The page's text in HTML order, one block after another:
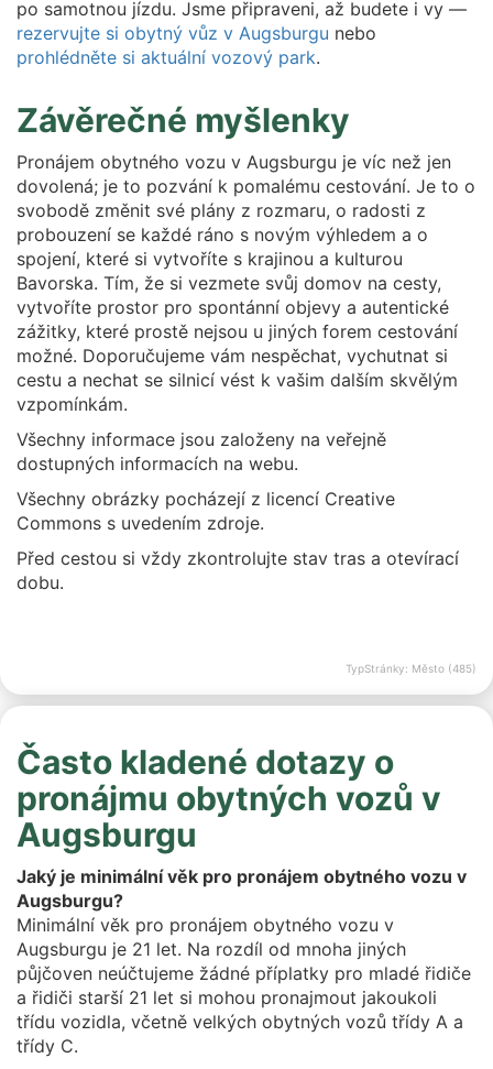
po samotnou jízdu. Jsme připraveni, až budete i vy —
rezervujte si obytný vůz v Augsburgu nebo
prohlédněte si aktuální vozový park.
Závěrečné myšlenky
Pronájem obytného vozu v Augsburgu je víc než jen
dovolená; je to pozvání k pomalému cestování. Je to o
svobodě změnit své plány z rozmaru, o radosti z
probouzení se každé ráno s novým výhledem a o
spojení, které si vytvoříte s krajinou a kulturou
Bavorska. Tím, že si vezmete svůj domov na cesty,
vytvoříte prostor pro spontánní objevy a autentické
zážitky, které prostě nejsou u jiných forem cestování
možné. Doporučujeme vám nespěchat, vychutnat si
cestu a nechat se silnicí vést k vašim dalším skvělým
vzpomínkám.
Všechny informace jsou založeny na veřejně
dostupných informacích na webu.
Všechny obrázky pocházejí z licencí Creative
Commons s uvedením zdroje.
Před cestou si vždy zkontrolujte stav tras a otevírací
dobu.
TypStránky: Město (485)
Často kladené dotazy o
pronájmu obytných vozů v
Augsburgu
Jaký je minimální věk pro pronájem obytného vozu v
Augsburgu?
Minimální věk pro pronájem obytného vozu v
Augsburgu je 21 let. Na rozdíl od mnoha jiných
půjčoven neúčtujeme žádné příplatky pro mladé řidiče
a řidiči starší 21 let si mohou pronajmout jakoukoli
třídu vozidla, včetně velkých obytných vozů třídy A a
třídy C.